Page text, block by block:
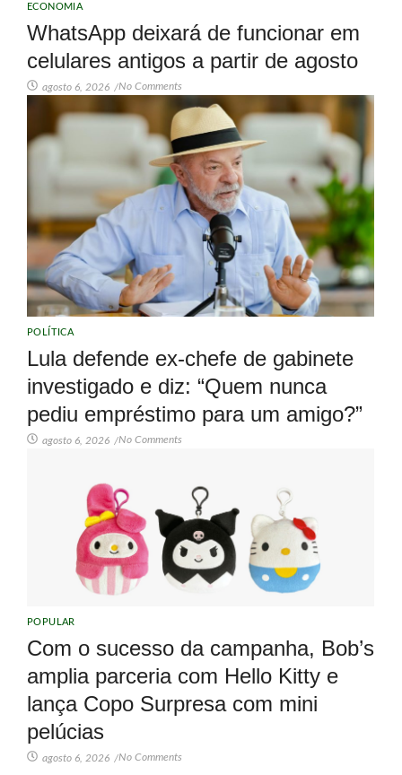
ECONOMIA
WhatsApp deixará de funcionar em
celulares antigos a partir de agosto
agosto 6, 2026 /No Comments
POLÍTICA
Lula defende ex-chefe de gabinete
investigado e diz: “Quem nunca
pediu empréstimo para um amigo?”
agosto 6, 2026 /No Comments
POPULAR
Com o sucesso da campanha, Bob’s
amplia parceria com Hello Kitty e
lança Copo Surpresa com mini
pelúcias
agosto 6, 2026 /No Comments